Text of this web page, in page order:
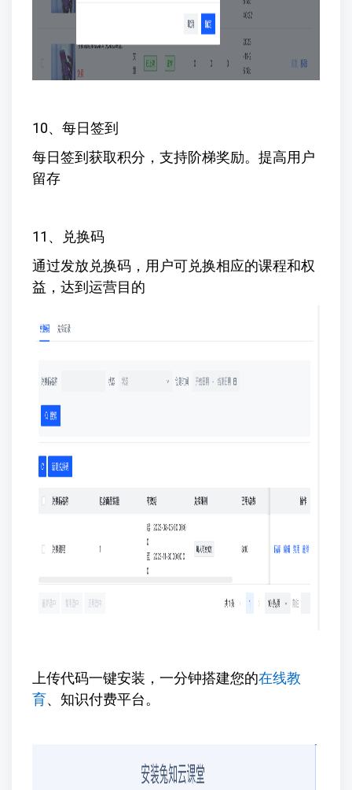
10、每日签到
每日签到获取积分，支持阶梯奖励。提高用户
留存
11、兑换码
通过发放兑换码，用户可兑换相应的课程和权
益，达到运营目的
上传代码一键安装，一分钟搭建您的在线教
育、知识付费平台。